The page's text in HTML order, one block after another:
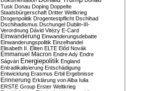
Tusk Donau Doping Doppelte
Staatsbürgerschaft Dritter Weltkrieg
Drogenpolitik Drogentestpflicht Dschihad
Dschihadismus Dschungel Dublin-III-
Verordnung Dávid Vitézy E-Card
Einwanderung Einwanderungsdebatte
Einwanderungspolitik Einzelhandel
Elisabeth II. Eliten ELTE Előd Novák
Emmanuel Macron Endre Ady Endre
Ságvári Energiepolitik England
Entradikalisierung Entschädigung
Entwicklung Erasmus Erbil Ergebnisse
Erinnerung Erklärung von Alba Iulia
ERSTE Group Erster Weltkrieg